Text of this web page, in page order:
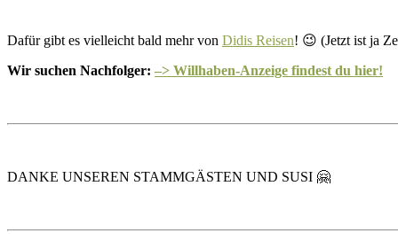
Dafür gibt es vielleicht bald mehr von Didis Reisen! 😉 (Jetzt ist ja
Wir suchen Nachfolger: –> Willhaben-Anzeige findest du hier!
DANKE UNSEREN STAMMGÄSTEN UND SUSI 🤗